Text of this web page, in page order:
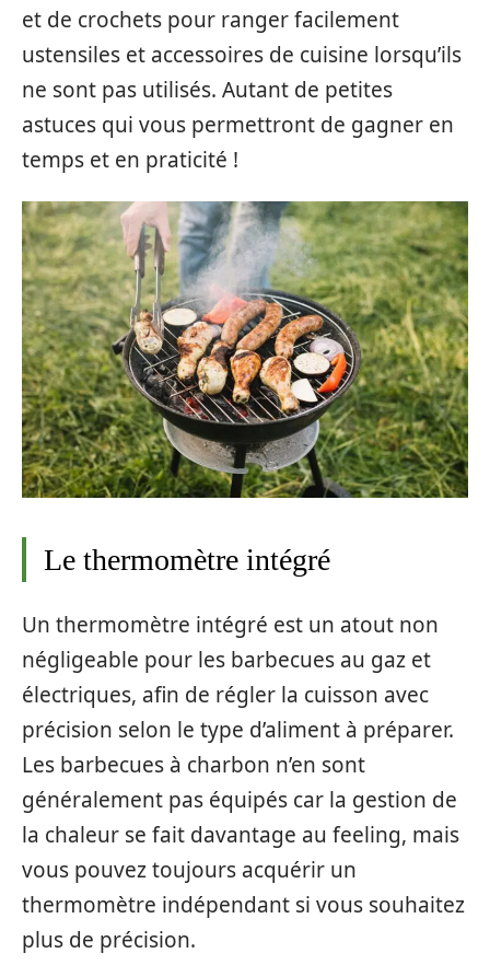
et de crochets pour ranger facilement
ustensiles et accessoires de cuisine lorsqu’ils
ne sont pas utilisés. Autant de petites
astuces qui vous permettront de gagner en
temps et en praticité !
Le thermomètre intégré
Un thermomètre intégré est un atout non
négligeable pour les barbecues au gaz et
électriques, afin de régler la cuisson avec
précision selon le type d’aliment à préparer.
Les barbecues à charbon n’en sont
généralement pas équipés car la gestion de
la chaleur se fait davantage au feeling, mais
vous pouvez toujours acquérir un
thermomètre indépendant si vous souhaitez
plus de précision.